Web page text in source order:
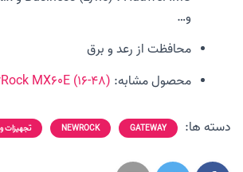
و…
محافظت از رعد و برق
محصول مشابه: MX60E (16-48)
دسته ها: GATEWAY
NEWROCK تجهیزات